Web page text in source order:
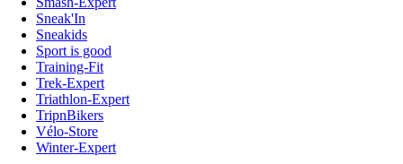
Sneak'In
Sneakids
Sport is good
Training-Fit
Trek-Expert
Triathlon-Expert
TripnBikers
Vélo-Store
Winter-Expert